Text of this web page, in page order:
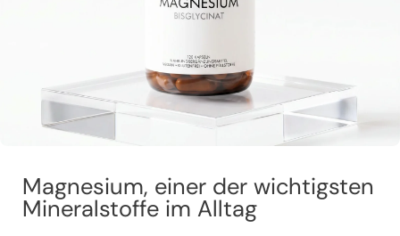
Magnesium, einer der wichtigsten
Mineralstoffe im Alltag